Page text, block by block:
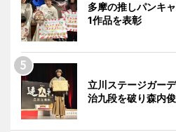
多摩の推しパンキ
1作品を表彰
立川ステージガー
治九段を破り森内